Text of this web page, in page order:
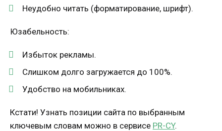
Неудобно читать (форматирование, шрифт).
Юзабельность:
Избыток рекламы.
Слишком долго загружается до 100%.
Удобство на мобильниках.
Кстати! Узнать позиции сайта по выбранным
ключевым словам можно в сервисе PR-CY.